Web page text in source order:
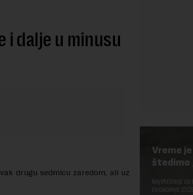
i dalje u minusu
drugu sedmicu zaredom, ali uz
Vreme
štedimo
NAJVREDNIJE OD
EKONOMIJE